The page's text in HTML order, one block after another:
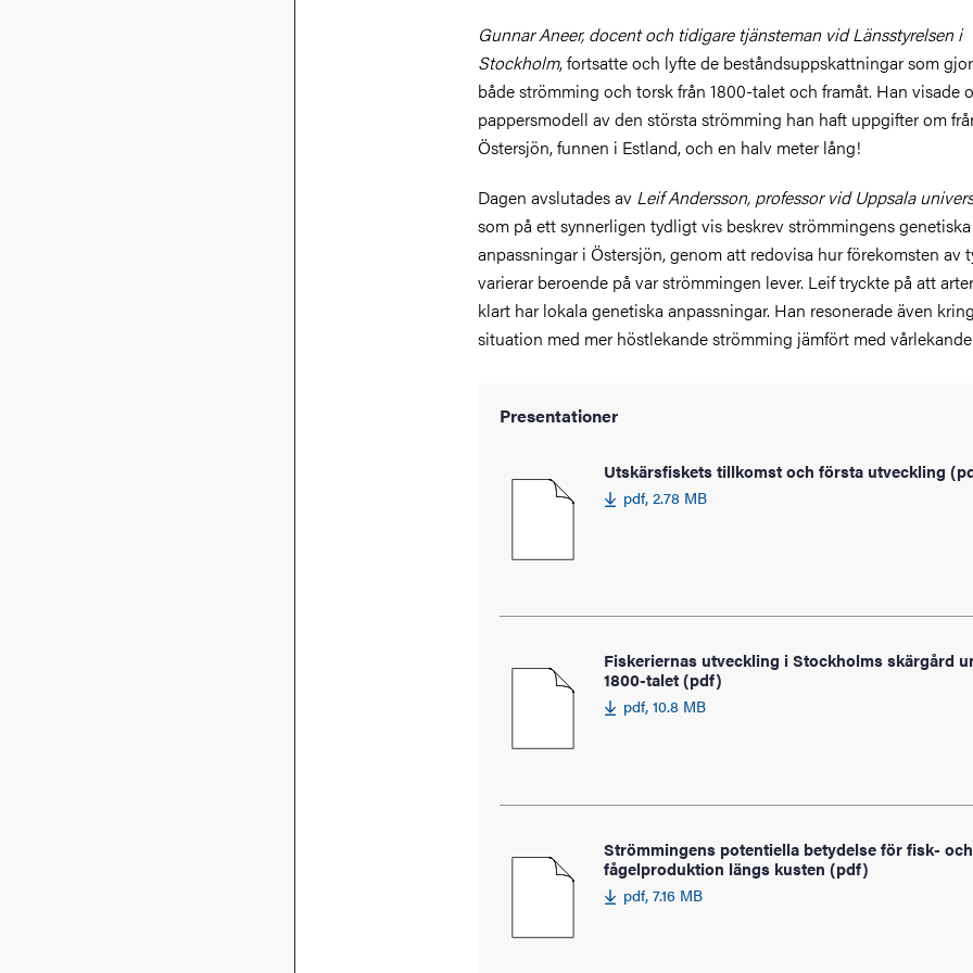
Gunnar Aneer, docent och tidigare tjänsteman vid Länsstyrelsen i
Stockholm, fortsatte och lyfte de beståndsuppskattningar som
både strömming och torsk från 1800-talet och framåt. Han visade
pappersmodell av den största strömming han haft uppgifter om
Östersjön, funnen i Estland, och en halv meter lång!
Dagen avslutades av Leif Andersson, professor vid Uppsala
som på ett synnerligen tydligt vis beskrev strömmingens genetiska
anpassningar i Östersjön, genom att redovisa hur förekomsten av
varierar beroende på var strömmingen lever. Leif tryckte på att
klart har lokala genetiska anpassningar. Han resonerade även
situation med mer höstlekande strömming jämfört med
Presentationer
Utskärsfiskets tillkomst och första utveckling
pdf, 2.78 MB
Fiskeriernas utveckling i Stockholms skärgård
1800-talet (pdf)
pdf, 10.8 MB
Strömmingens potentiella betydelse för fisk- och
fågelproduktion längs kusten (pdf)
pdf, 7.16 MB